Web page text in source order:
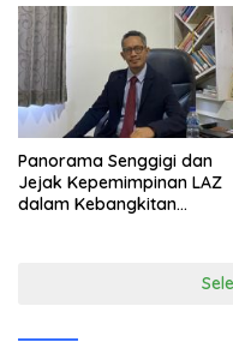
Panorama Senggigi dan
Jejak Kepemimpinan LAZ
dalam Kebangkitan